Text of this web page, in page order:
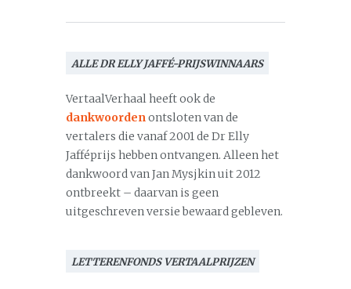
ALLE DR ELLY JAFFÉ-PRIJSWINNAARS
VertaalVerhaal heeft ook de
dankwoordenontsloten van de
vertalers die vanaf 2001 de Dr Elly
Jafféprijs hebben ontvangen. Alleen het
dankwoord van Jan Mysjkin uit 2012
ontbreekt – daarvan is geen
uitgeschreven versie bewaard gebleven.
LETTERENFONDS VERTAALPRIJZEN